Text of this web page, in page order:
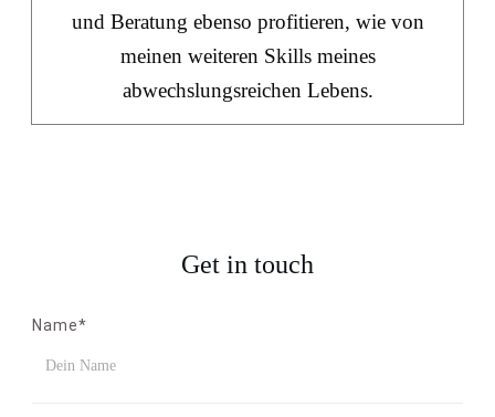
und Beratung ebenso profitieren, wie von
meinen weiteren Skills meines
abwechslungsreichen Lebens.
Get in touch
Name*